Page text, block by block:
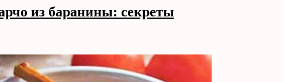
из баранины: секреты